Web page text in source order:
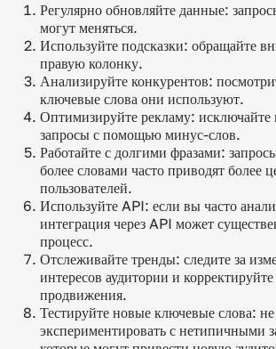
Регулярно обновляйте данные:
могут меняться.
Используйте подсказки: обращайте
правую колонку.
Анализируйте конкурентов:
ключевые слова они используют.
Оптимизируйте рекламу: исключайте
запросы с помощью минус-слов.
Работайте с долгими фразами:
более словами часто приводят более
пользователей.
Используйте API: если вы часто
интеграция через API может
процесс.
Отслеживайте тренды: следите за
интересов аудитории и
продвижения.
Тестируйте новые ключевые слова: не
экспериментировать с нетипичными